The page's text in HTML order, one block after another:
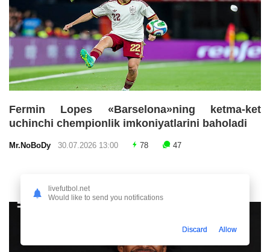
Fermin Lopes «Barselona»ning ketma-ket
uchinchi chempionlik imkoniyatlarini baholadi
Mr.NoBoDy 30.07.2026 13:00 78 47
livefutbol.net
Would like to send you notifications
Discard Allow